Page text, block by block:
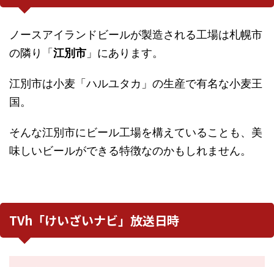
ノースアイランドビールが製造される工場は札幌市
の隣り「 江別市 」にあります。
江別市は小麦「ハルユタカ」の生産で有名な小麦王
国。
そんな江別市にビール工場を構えていることも、美
味しいビールができる特徴なのかもしれません。
TVh「けいざいナビ」放送日時